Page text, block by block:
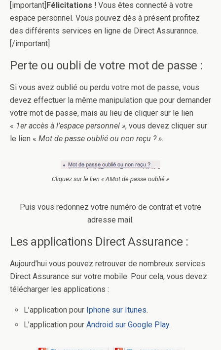
[important] Félicitations ! Vous êtes connecté à votre
espace personnel. Vous pouvez dès à présent profitez
des différents services en ligne de Direct Assurannce.
[/important]
Perte ou oubli de votre mot de passe :
Si vous avez oublié ou perdu votre mot de passe, vous
devez effectuer la même manipulation que pour demander
votre mot de passe, mais au lieu de cliquer sur le lien
« 1er accès à l’espace personnel », vous devez cliquer sur
le lien « Mot de passe oublié ou non reçu ? ».
Cliquez sur le lien « AMot de passe oublié »
Puis vous redonnez votre numéro de contrat et votre
adresse mail.
Les applications Direct Assurance :
Aujourd’hui vous pouvez retrouver de nombreux services
Direct Assurance sur votre mobile. Pour cela, vous devez
télécharger les applications :
L’application pour Iphone sur Itunes.
L’application pourAndroid sur Google Play.